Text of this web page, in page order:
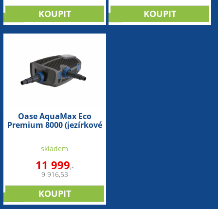
Oase AquaMax Eco
Premium 8000 (jezírkové
skladem
11 999,-
9 916,53